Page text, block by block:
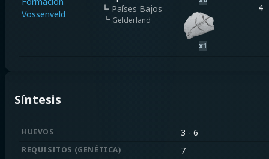
Vossenveld
┗ Países Bajos
┗ Gelderland
x1
4
Síntesis
HUEVOS 3 - 6
REQUISITOS (GENÉTICA) 7